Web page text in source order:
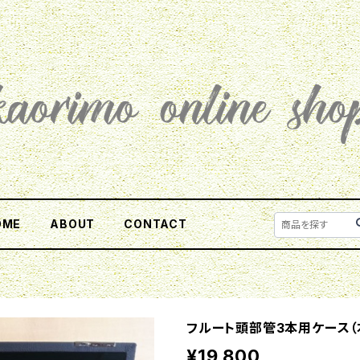
ABOUT CONTACT
フルート頭部管3本用ケース（